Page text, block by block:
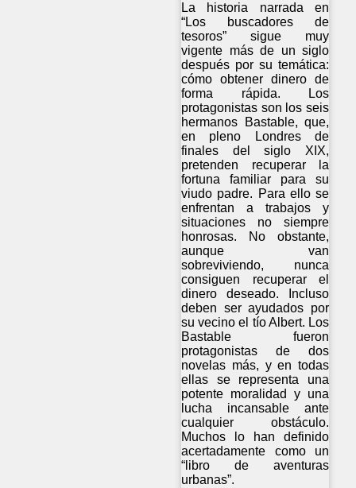
La historia narrada en
“Los buscadores de
tesoros” sigue muy
vigente más de un siglo
después por su temática:
cómo obtener dinero de
forma rápida. Los
protagonistas son los seis
hermanos Bastable, que,
en pleno Londres de
finales del siglo XIX,
pretenden recuperar la
fortuna familiar para su
viudo padre. Para ello se
enfrentan a trabajos y
situaciones no siempre
honrosas. No obstante,
aunque van
sobreviviendo, nunca
consiguen recuperar el
dinero deseado. Incluso
deben ser ayudados por
su vecino el tío Albert. Los
Bastable fueron
protagonistas de dos
novelas más, y en todas
ellas se representa una
potente moralidad y una
lucha incansable ante
cualquier obstáculo.
Muchos lo han definido
acertadamente como un
“libro de aventuras
urbanas”.